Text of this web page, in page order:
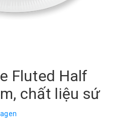
Fluted Half
chất liệu sứ